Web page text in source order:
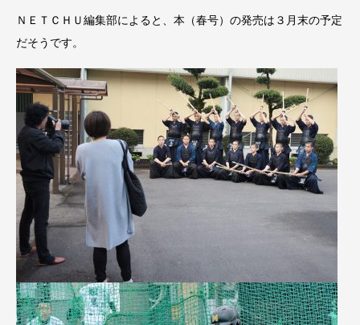
ＮＥＴＣＨＵ編集部によると、本（春号）の発売は３月末の予定
だそうです。